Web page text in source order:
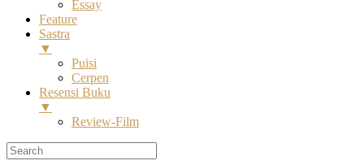
Essay
Feature
Sastra
▼
Puisi
Cerpen
Resensi Buku
▼
Review-Film